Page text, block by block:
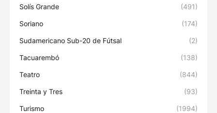
Solís Grande (491)
Soriano (174)
Sudamericano Sub-20 de Fútsal (2)
Tacuarembó (138)
Teatro (844)
Treinta y Tres (93)
Turismo (1994)